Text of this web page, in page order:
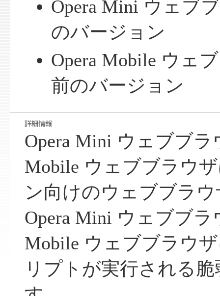
Opera Mini ウェブ
のバージョン
Opera Mobile ウェ
前のバージョン
Opera Mini ウェブブラ
Mobile ウェブブラウ
ン向けのウェブブラ
Opera Mini ウェブブラ
Mobile ウェブブラウ
リプトが実行される